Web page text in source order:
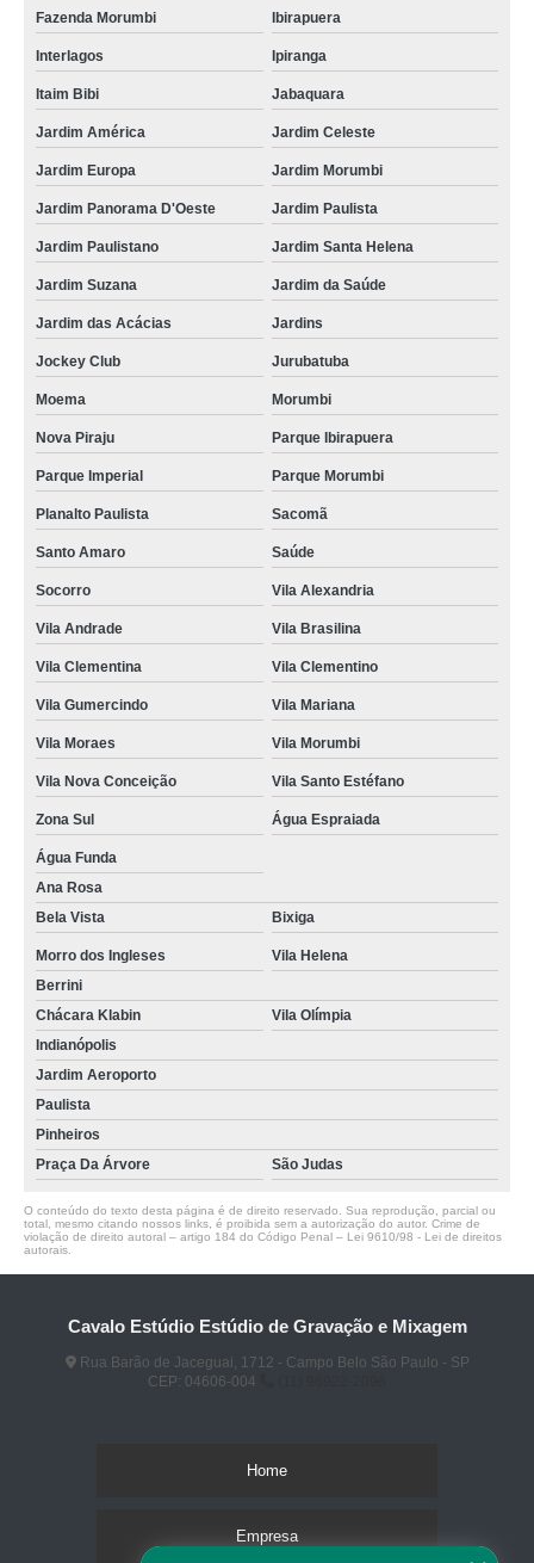
Fazenda Morumbi Ibirapuera
Interlagos Ipiranga
Itaim Bibi Jabaquara
Jardim América Jardim Celeste
Jardim Europa Jardim Morumbi
Jardim Panorama D'Oeste Jardim Paulista
Jardim Paulistano Jardim Santa Helena
Jardim Suzana Jardim da Saúde
Jardim das Acácias Jardins
Jockey Club Jurubatuba
Moema Morumbi
Nova Piraju Parque Ibirapuera
Parque Imperial Parque Morumbi
Planalto Paulista Sacomã
Santo Amaro Saúde
Socorro Vila Alexandria
Vila Andrade Vila Brasilina
Vila Clementina Vila Clementino
Vila Gumercindo Vila Mariana
Vila Moraes Vila Morumbi
Vila Nova Conceição Vila Santo Estéfano
Zona Sul Água Espraiada
Água Funda
Ana Rosa
Bela Vista
Bixiga
Morro dos Ingleses
Vila Helena
Berrini
Chácara Klabin
Vila Olímpia
Indianópolis
Jardim Aeroporto
Paulista
Pinheiros
Praça Da Árvore
São Judas
O conteúdo do texto desta página é de direito reservado. Sua reprodução, parcial ou
total, mesmo citando nossos links, é proibida sem a autorização do autor. Crime de
violação de direito autoral – artigo 184 do Código Penal – Lei 9610/98 - Lei de direitos
autorais
Cavalo Estúdio Estúdio de Gravação e Mixagem
Rua Barão de Jaceguai, 1712 - Campo Belo São Paulo - SP
CEP: 04606-004
Home
Empresa